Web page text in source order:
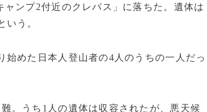
ンプ2付近のクレバス」に落ちた。遺体は
いう。
めた日本人登山者の4人のうちの一人だっ
。うち1人の遺体は収容されたが、悪天候